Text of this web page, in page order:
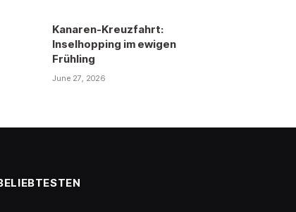
Kanaren-Kreuzfahrt:
Inselhopping im ewigen
Frühling
June 27, 2026